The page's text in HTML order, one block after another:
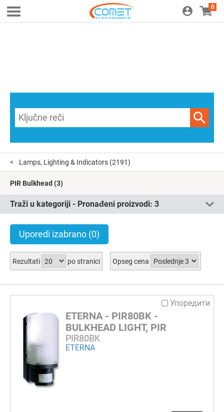
0
Lamps, Lighting & Indicators (2191)
PIR Bulkhead (3)
Traži u kategoriji - Pronađeni proizvodi: 3
Uporedi izabrano (0)
Rezultati po stranici Opseg cena
Упоредити
ETERNA - PIR80BK -
BULKHEAD LIGHT, PIR
PIR80BK
ETERNA